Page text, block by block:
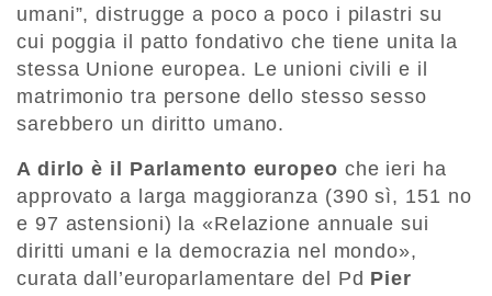
umani”, distrugge a poco a poco i pilastri su
cui poggia il patto fondativo che tiene unita la
stessa Unione europea. Le unioni civili e il
matrimonio tra persone dello stesso sesso
sarebbero un diritto umano.
A dirlo è il Parlamento europeo che ieri ha
approvato a larga maggioranza (390 sì, 151 no
e 97 astensioni) la «Relazione annuale sui
diritti umani e la democrazia nel mondo»,
curata dall’europarlamentare del Pd Pier